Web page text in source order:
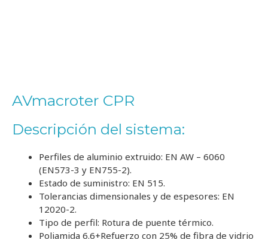
AVmacroter CPR
Descripción del sistema:
Perfiles de aluminio extruido: EN AW – 6060
(EN573-3 y EN755-2).
Estado de suministro: EN 515.
Tolerancias dimensionales y de espesores: EN
12020-2.
Tipo de perfil: Rotura de puente térmico.
Poliamida 6.6+Refuerzo con 25% de fibra de vidrio